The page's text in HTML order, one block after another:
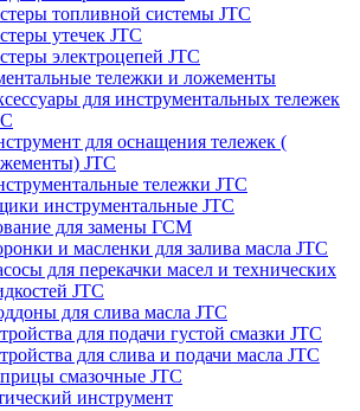
топливной системы JTC
утечек JTC
электроцепей JTC
тележки и ложементы
для инструментальных тележек
для оснащения тележек (
JTC
тележки JTC
инструментальные JTC
для замены ГСМ
и масленки для залива масла JTC
для перекачки масел и технических
JTC
для слива масла JTC
для подачи густой смазки JTC
для слива и подачи масла JTC
смазочные JTC
инструмент